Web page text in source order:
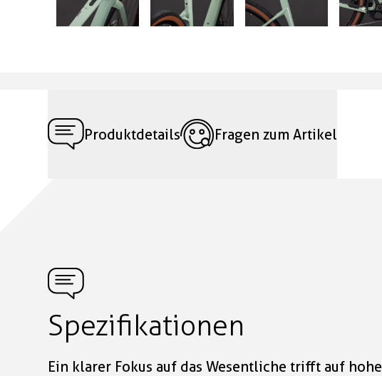
Produktdetails Fragen zum Artikel
Spezifikationen
Ein klarer Fokus auf das Wesentliche trifft auf hohe